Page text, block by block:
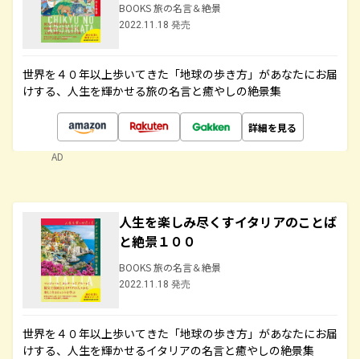
BOOKS 旅の名言＆絶景
2022.11.18 発売
世界を４０年以上歩いてきた「地球の歩き方」があなたにお届
けする、人生を輝かせる旅の名言と癒やしの絶景集
詳細を見る
AD
人生を楽しみ尽くすイタリアのことば
と絶景１００
BOOKS 旅の名言＆絶景
2022.11.18 発売
世界を４０年以上歩いてきた「地球の歩き方」があなたにお届
けする、人生を輝かせるイタリアの名言と癒やしの絶景集